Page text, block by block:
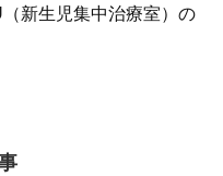
新生児集中治療室）の